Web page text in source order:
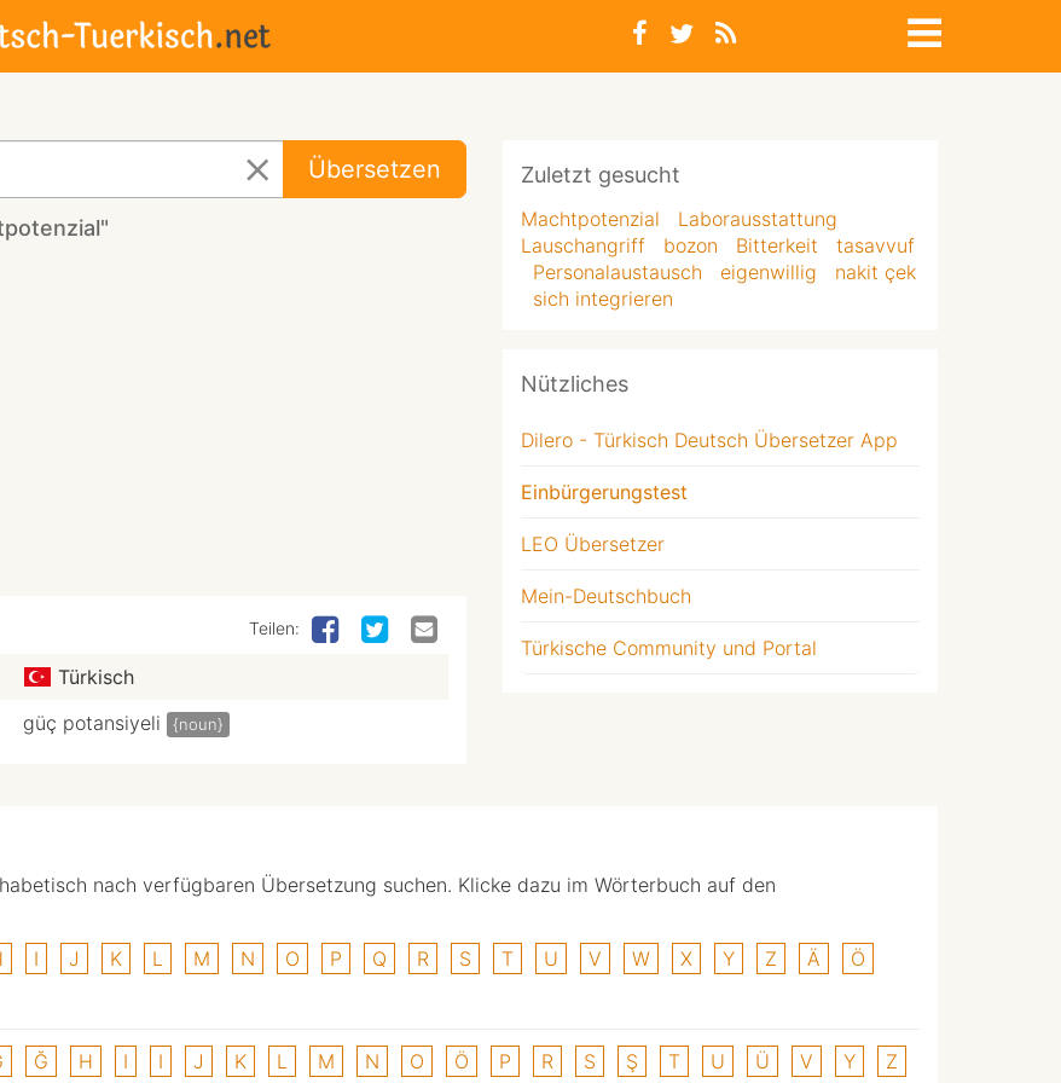
Übersetzen
Teilen:
Türkisch
güç potansiyeli {noun}
Zuletzt gesucht
Machtpotenzial
Laborausstattung
Lauschangriff
bozon Bitterkeit
tasavvuf
Personalaustausch
eigenwillig
nakit çek
sich integrieren
Nützliches
Dilero - Türkisch Deutsch Übersetzer App
Einbürgerungstest
LEO Übersetzer
Mein-Deutschbuch
Türkische Community und Portal
nach verfügbaren Übersetzung suchen. Klicke dazu im Wörterbuch auf den
I J K L M N O P Q R S T U V W X Y Z Ä
Ö
Ğ H I I J K L M N O Ö P R S Ş T U Ü V Y Z